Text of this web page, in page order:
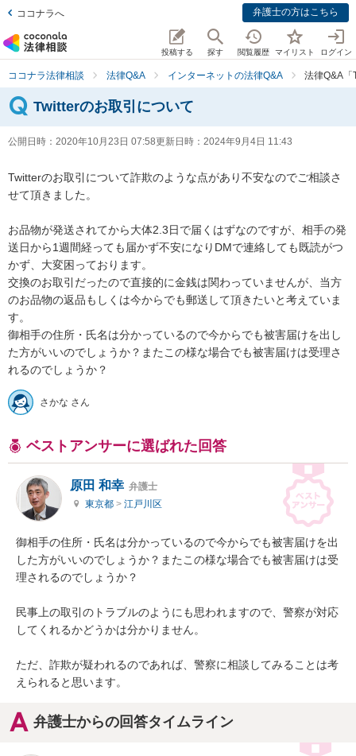
ココナラへ 弁護士の方はこちら
投稿する 探す 閲覧履歴 マイリスト ログイン
ココナラ法律相談 法律Q&A インターネットの法律Q&A 法律Q&A「
Twitterのお取引について
公開日時： 2020年10月23日 07:58更新日時： 2024年9月4日 11:43
Twitterのお取引について詐欺のような点があり不安なのでご相談さ
せて頂きました。
お品物が発送されてから大体2.3日で届くはずなのですが、相手の発
送日から1週間経っても届かず不安になりDMで連絡しても既読がつ
かず、大変困っております。
交換のお取引だったので直接的に金銭は関わっていませんが、当方
のお品物の返品もしくは今からでも郵送して頂きたいと考えていま
す。
御相手の住所・氏名は分かっているので今からでも被害届けを出し
た方がいいのでしょうか？またこの様な場合でも被害届けは受理さ
れるのでしょうか？
さかな さん
ベストアンサーに選ばれた回答
原田 和幸 弁護士
東京都 > 江戸川区
御相手の住所・氏名は分かっているので今からでも被害届けを出
した方がいいのでしょうか？またこの様な場合でも被害届けは受
理されるのでしょうか？
民事上の取引のトラブルのようにも思われますので、警察が対応
してくれるかどうかは分かりません。
ただ、詐欺が疑われるのであれば、警察に相談してみることは考
えられると思います。
弁護士からの回答タイムライン